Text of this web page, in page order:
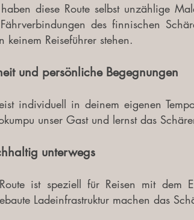
diese Route selbst unzählige
des finnischen
keinem Reiseführer stehen.
und persönliche Begegnungen
individuell in deinem eigenen
unser Gast und lernst das
unterwegs
ist speziell für Reisen mit dem
Ladeinfrastruktur machen das